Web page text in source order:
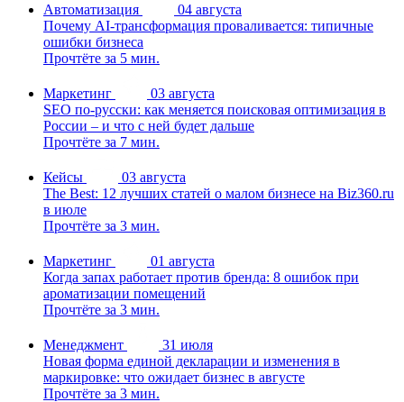
Автоматизация
04 августа
Почему AI-трансформация проваливается: типичные
ошибки бизнеса
Прочтёте за 5 мин.
Маркетинг
03 августа
SEO по-русски: как меняется поисковая оптимизация в
России – и что с ней будет дальше
Прочтёте за 7 мин.
Кейсы
03 августа
The Best: 12 лучших статей о малом бизнесе на Biz360.ru
в июле
Прочтёте за 3 мин.
Маркетинг
01 августа
Когда запах работает против бренда: 8 ошибок при
ароматизации помещений
Прочтёте за 3 мин.
Менеджмент
31 июля
Новая форма единой декларации и изменения в
маркировке: что ожидает бизнес в августе
Прочтёте за 3 мин.